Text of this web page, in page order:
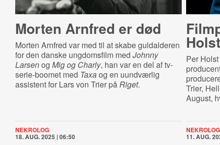
Morten Arnfred er død
Morten Arnfred var med til at skabe guldalderen
for den danske ungdomsfilm med Johnny
Larsenog Mig og Charly, han var en del af tv-
serie-boomet med Taxaog en uundværlig
assistent for Lars von Trier påRiget.
Per
Trier,
August,
NEKROLOG
18. AUG. 2025 | 06:50
NEKROLOG
11. AUG.